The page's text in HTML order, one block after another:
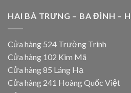
HAI BÀ TRƯNG – BA ĐÌNH –
Cửa hàng 524 Trường Trinh
Cửa hàng 102 Kim Mã
Cửa hàng 85 Láng Hạ
Cửa hàng 241 Hoàng Quốc Việt